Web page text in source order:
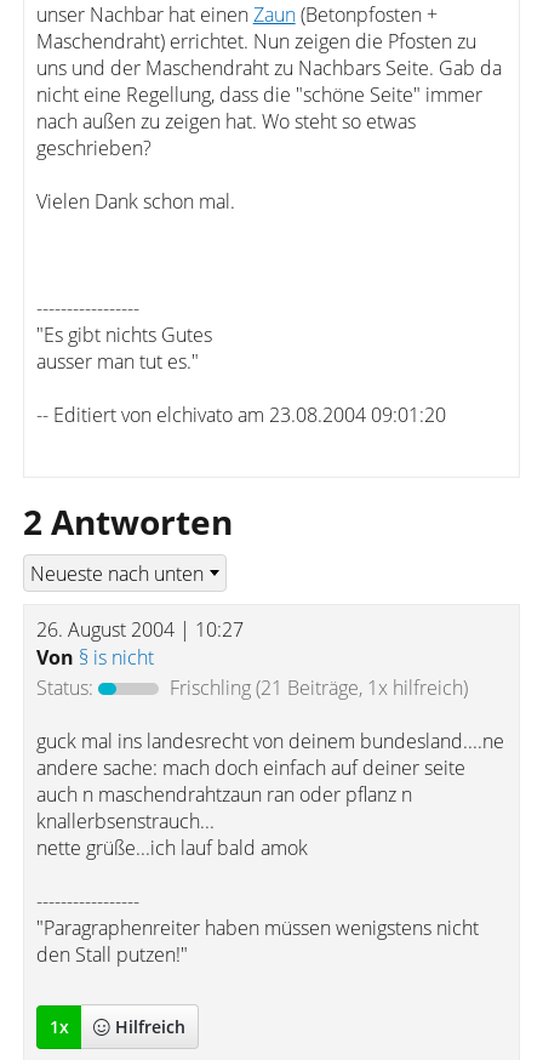
unser Nachbar hat einenZaun(Betonpfosten +
Maschendraht) errichtet. Nun zeigen die Pfosten zu
uns und der Maschendraht zu Nachbars Seite. Gab da
nicht eine Regellung, dass die "schöne Seite" immer
nach außen zu zeigen hat. Wo steht so etwas
geschrieben?
Vielen Dank schon mal.
-----------------
"Es gibt nichts Gutes
ausser man tut es."
-- Editiert von elchivato am 23.08.2004 09:01:20
2 Antworten
26. August 2004 | 10:27
Von § is nicht
Status:
Frischling(21 Beiträge, 1x hilfreich)
guck mal ins landesrecht von deinem bundesland....ne
andere sache: mach doch einfach auf deiner seite
auch n maschendrahtzaun ran oder pflanz n
knallerbsenstrauch...
nette grüße...ich lauf bald amok
-----------------
"Paragraphenreiter haben müssen wenigstens nicht
den Stall putzen!"
1x Hilfreich